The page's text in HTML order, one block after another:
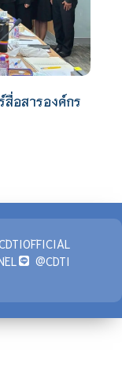
สื่อสารองค์กร
@CDTI